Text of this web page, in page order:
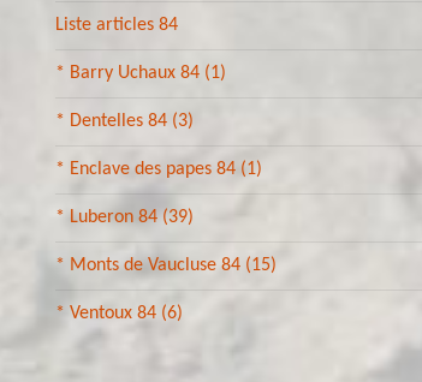
Liste articles 84
* Barry Uchaux 84 (1)
* Dentelles 84 (3)
* Enclave des papes 84 (1)
* Luberon 84 (39)
* Monts de Vaucluse 84 (15)
* Ventoux 84 (6)